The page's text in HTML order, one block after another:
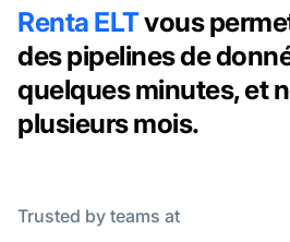
Renta ELTvous
des pipelines de
quelques minutes, et
plusieurs mois.
Trusted by teams at